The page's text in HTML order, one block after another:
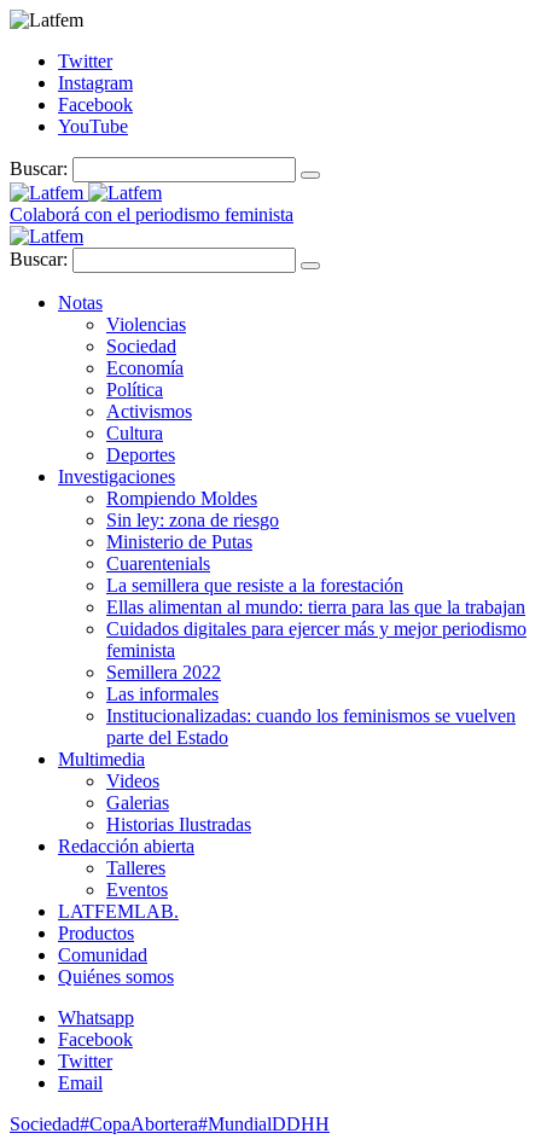
Twitter
Instagram
Facebook
YouTube
Buscar:
Colaborá con el periodismo feminista
Buscar:
Notas
Violencias
Sociedad
Economía
Política
Activismos
Cultura
Deportes
Investigaciones
Rompiendo Moldes
Sin ley: zona de riesgo
Ministerio de Putas
Cuarentenials
La semillera que resiste a la forestación
Ellas alimentan al mundo: tierra para las que la trabajan
Cuidados digitales para ejercer más y mejor periodismo
feminista
Semillera 2022
Las informales
Institucionalizadas: cuando los feminismos se vuelven
parte del Estado
Multimedia
Videos
Galerias
Historias Ilustradas
Redacción abierta
Talleres
Eventos
LATFEMLAB.
Productos
Comunidad
Quiénes somos
Whatsapp
Facebook
Twitter
Email
Sociedad#CopaAbortera#MundialDDHH